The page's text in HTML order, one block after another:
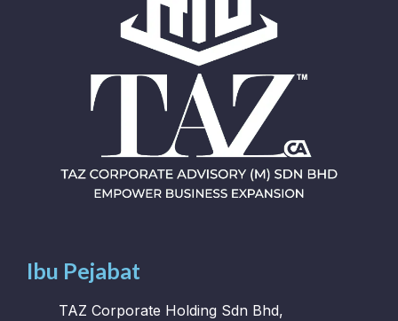
Ibu Pejabat
TAZ Corporate Holding Sdn Bhd,